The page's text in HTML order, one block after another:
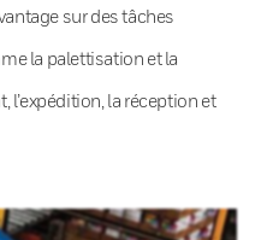
sur des tâches
la palettisation et la
l’expédition, la réception et